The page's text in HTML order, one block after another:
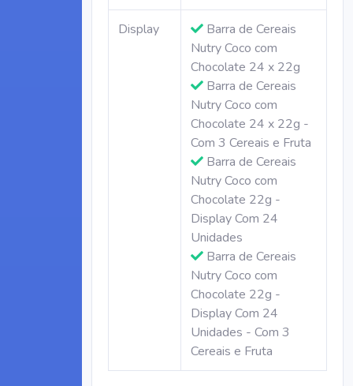
Display
Barra de Cereais
Nutry Coco com
Chocolate 24 x 22g
Barra de Cereais
Nutry Coco com
Chocolate 24 x 22g -
Com 3 Cereais e Fruta
Barra de Cereais
Nutry Coco com
Chocolate 22g -
Display Com 24
Unidades
Barra de Cereais
Nutry Coco com
Chocolate 22g -
Display Com 24
Unidades - Com 3
Cereais e Fruta